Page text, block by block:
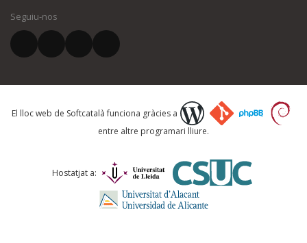
El vostre correu electrònic *
Què proposeu?
Comentari *
Seguiu-nos
El lloc web de Softcatalà funciona gràcies a
entre altre programari lliure.
Hostatjat a: